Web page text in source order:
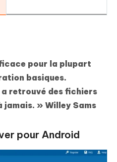
pour la plupart
basiques.
retrouvé des fichiers
jamais. » Willey Sams
pour Android